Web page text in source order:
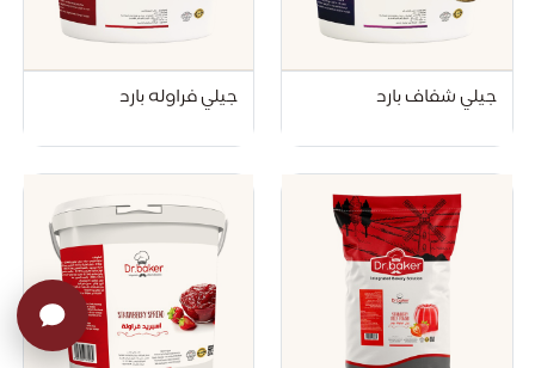
جيلي شفاف بارد جيلي فراوله بارد